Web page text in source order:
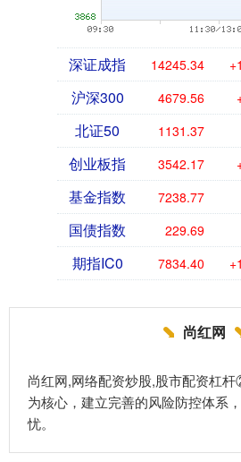
深证成指 14245.34
沪深300 4679.56
北证50 1131.37
创业板指 3542.17
基金指数 7238.77
国债指数 229.69
期指IC0 7834.40
尚红网
尚红网,网络配资炒股,股市配资杠
为核心，建立完善的风险防控体系
忧。